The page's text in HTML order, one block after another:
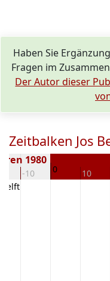
Haben Sie
Fragen im
Der Autor dieser
Zeitbalken Jos
-10 0 10
1980